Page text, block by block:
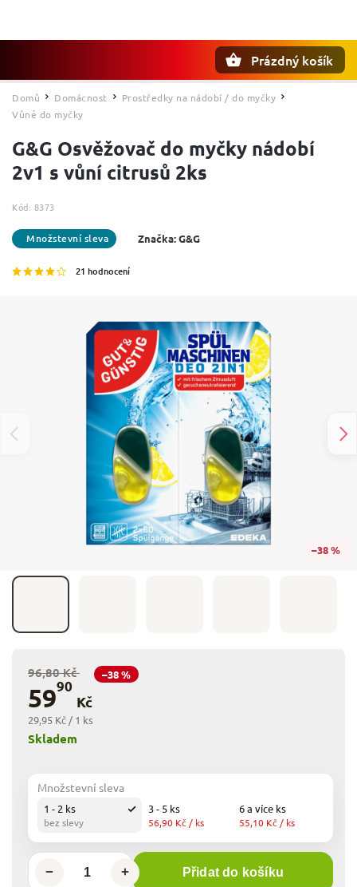
Prázdný košík
Domů / Domácnost / Prostředky na nádobí / do myčky /
Vůně do myčky
G&G Osvěžovač do myčky nádobí
2v1 s vůní citrusů 2ks
Kód: 8373
21 hodnocení
Značka:G&G
–38 %
96,80 Kč –38 %
5990
Kč
29,95 Kč / 1 ks
Množstevní sleva
1 - 2 ks
bez slevy
3 - 5 ks
56,90 Kč / ks
6 a více ks
55,10 Kč / ks
+
− Přidat do košíku
Skladem